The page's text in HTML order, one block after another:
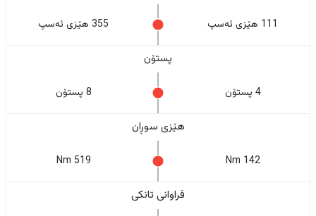
111 هێزی ئەسپ 355 هێزی ئەسپ
پستۆن
4 پستۆن 8 پستۆن
هێزی سوڕان
142 Nm
519 Nm
فراوانی تانکی